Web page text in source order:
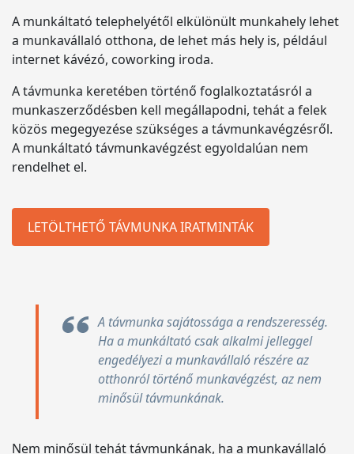
A munkáltató telephelyétől elkülönült munkahely lehet
a munkavállaló otthona, de lehet más hely is, például
internet kávézó, coworking iroda.
A távmunka keretében történő foglalkoztatásról a
munkaszerződésben kell megállapodni, tehát a felek
közös megegyezése szükséges a távmunkavégzésről.
A munkáltató távmunkavégzést egyoldalúan nem
rendelhet el.
LETÖLTHETŐ TÁVMUNKA IRATMINTÁK
A távmunka sajátossága a rendszeresség.
Ha a munkáltató csak alkalmi jelleggel
engedélyezi a munkavállaló részére az
otthonról történő munkavégzést, az nem
minősül távmunkának.
Nem minősül tehát távmunkának, ha a munkavállaló